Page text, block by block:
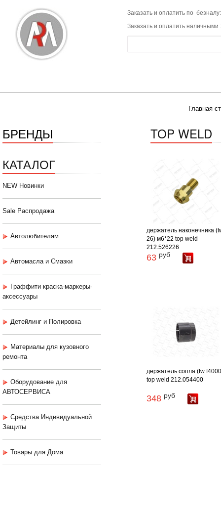
Заказать и оплатить по
Заказать и оплатить наличными
Главная
БРЕНДЫ
КАТАЛОГ
NEW Новинки
Sale Распродажа
Автолюбителям
Автомасла и Смазки
Граффити краска-маркеры-
аксессуары
Детейлинг и Полировка
Материалы для кузовного
ремонта
Оборудование для
АВТОСЕРВИСА
Средства Индивидуальной
Защиты
Товары для Дома
TOP WELD
держатель наконечника
26) м6*22 top weld
212.526226
63 руб
держатель сопла (tw
top weld 212.054400
348 руб